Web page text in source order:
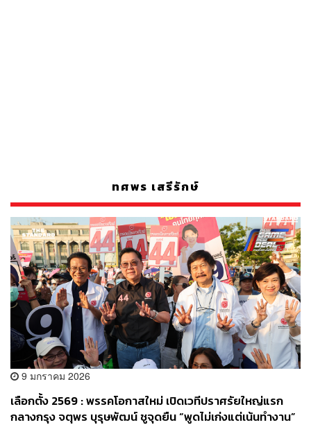
ทศพร เสรีรักษ์
9 มกราคม 2026
เลือกตั้ง 2569 : พรรคโอกาสใหม่ เปิดเวทีปราศรัยใหญ่แรก
กลางกรุง จตุพร บุรุษพัฒน์ ชูจุดยืน “พูดไม่เก่งแต่เน้นทำงาน”